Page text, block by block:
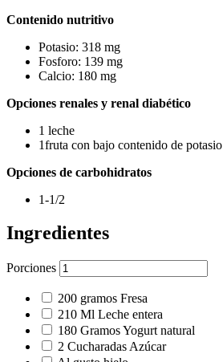
Contenido nutritivo
Potasio: 318 mg
Fosforo: 139 mg
Calcio: 180 mg
Opciones renales y renal diabético
1 leche
1fruta con bajo contenido de potasio
Opciones de carbohidratos
1-1/2
Ingredientes
Porciones
200 gramos Fresa
210 Ml Leche entera
180 GramosYogurt natural
2 Cucharadas Azúcar